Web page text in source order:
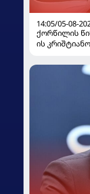
14:05/05-08-
ქორწილის
ის